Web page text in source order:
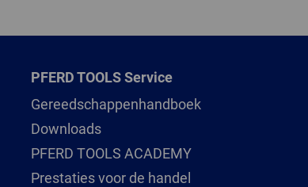
PFERD TOOLS Service
Gereedschappenhandboek
Downloads
PFERD TOOLS ACADEMY
Prestaties voor de handel